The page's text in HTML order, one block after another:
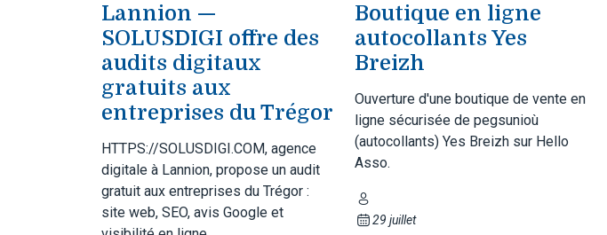
Lannion —
SOLUSDIGI offre des
audits digitaux
gratuits aux
entreprises du Trégor
HTTPS://SOLUSDIGI.COM, agence
digitale à Lannion, propose un audit
gratuit aux entreprises du Trégor :
site web, SEO, avis Google et
Boutique en ligne
autocollants Yes
Breizh
Ouverture d'une boutique de vente en
ligne sécurisée de pegsunioù
(autocollants) Yes Breizh sur Hello
Asso.
29 juillet